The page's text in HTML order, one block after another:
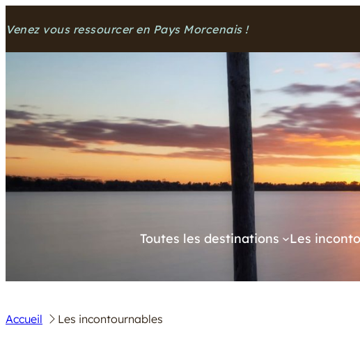
au
contenu
Venez vous ressourcer en Pays Morcenais !
Toutes les destinations Les
Accueil Les incontournables